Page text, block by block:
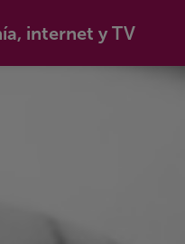
internet y TV